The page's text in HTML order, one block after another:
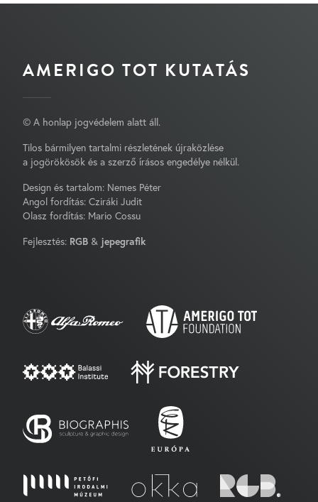
AMERIGO TOT KUTATÁS
© A honlap jogvédelem alatt áll.
Tilos bármilyen tartalmi részletének újraközlése
a jogörökösök és a szerző írásos engedélye nélkül.
Design és tartalom: Nemes Péter
Angol fordítás: Cziráki Judit
Olasz fordítás: Mario Cossu
Fejlesztés: RGB & jepegrafik